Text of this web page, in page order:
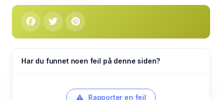
Har du funnet noen feil på denne siden?
Rapporter en feil